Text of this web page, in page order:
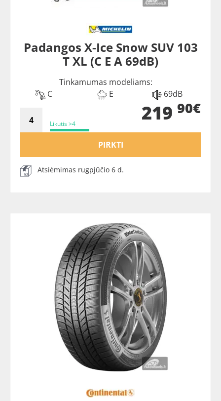
Padangos X-Ice Snow SUV 103
T XL (C E A 69dB)
Tinkamumas modeliams:
C
E 69dB
Likutis >4 219 90€
PIRKTI
Atsiėmimas rugpjūčio 6 d.